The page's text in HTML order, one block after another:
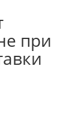
при